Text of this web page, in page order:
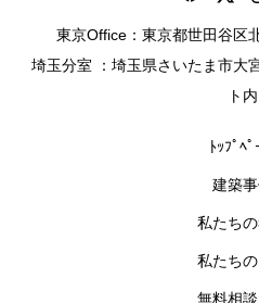
東京Office：東京都世田谷区
埼玉分室 ：埼玉県さいたま市
ト内
ﾄｯﾌﾟﾍﾟ
建築事
私たちの
私たちの
無料相